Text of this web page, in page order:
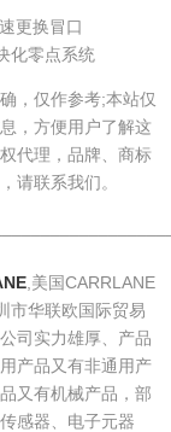
更换冒口
化零点系统
，仅作参考;本站仅
，方便用户了解这
代理，品牌、商标
请联系我们。
,美国CARRLANE
市华联欧国际贸易
司实力雄厚、产品
产品又有非通用产
又有机械产品，部
感器、电子元器